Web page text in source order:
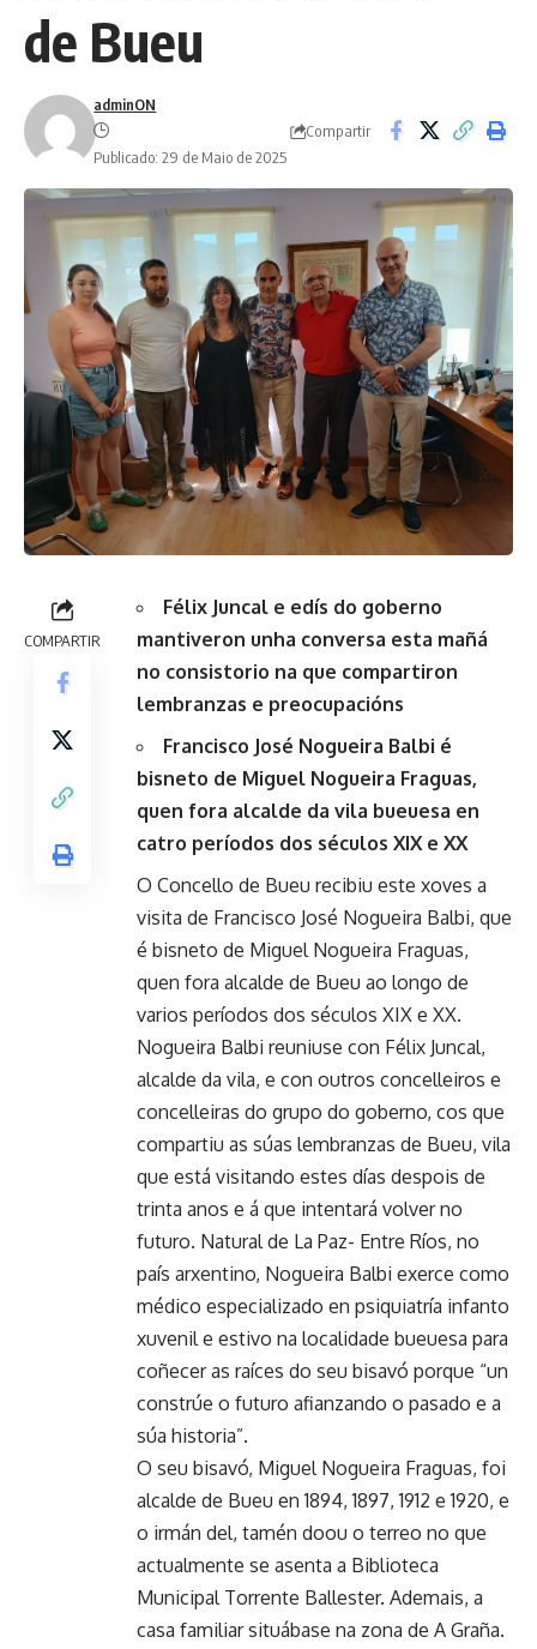
de Bueu
adminON
Publicado: 29 de Maio de 2025
Compartir
COMPARTIR
Félix Juncal e edís do goberno
mantiveron unha conversa esta mañá
no consistorio na que compartiron
lembranzas e preocupacións
Francisco José Nogueira Balbi é
bisneto de Miguel Nogueira Fraguas,
quen fora alcalde da vila bueuesa en
catro períodos dos séculos XIX e XX
O Concello de Bueu recibiu este xoves a
visita de Francisco José Nogueira Balbi, que
é bisneto de Miguel Nogueira Fraguas,
quen fora alcalde de Bueu ao longo de
varios períodos dos séculos XIX e XX.
Nogueira Balbi reuniuse con Félix Juncal,
alcalde da vila, e con outros concelleiros e
concelleiras do grupo do goberno, cos que
compartiu as súas lembranzas de Bueu, vila
que está visitando estes días despois de
trinta anos e á que intentará volver no
futuro. Natural de La Paz- Entre Ríos, no
país arxentino, Nogueira Balbi exerce como
médico especializado en psiquiatría infanto
xuvenil e estivo na localidade bueuesa para
coñecer as raíces do seu bisavó porque “un
constrúe o futuro afianzando o pasado e a
súa historia”.
O seu bisavó, Miguel Nogueira Fraguas, foi
alcalde de Bueu en 1894, 1897, 1912 e 1920, e
o irmán del, tamén doou o terreo no que
actualmente se asenta a Biblioteca
Municipal Torrente Ballester. Ademais, a
casa familiar situábase na zona de A Graña.